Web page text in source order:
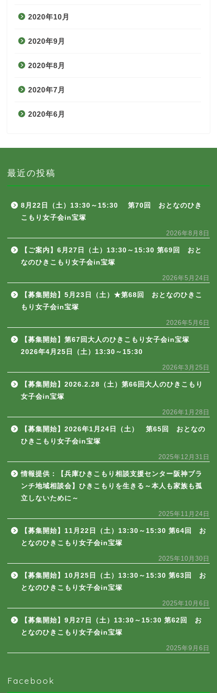
2020年10月
2020年9月
2020年8月
2020年7月
2020年6月
最近の投稿
8月22日（土）13:30～15:30 第70回 おとなのひき
こもり女子会in宝塚
2026年8月8日
【ご案内】6月27日（土）13:30～15:30 第69回 おと
なのひきこもり女子会in宝塚
2026年5月24日
【募集開始】5月23日（土）★第68回 おとなのひきこ
もり女子会in宝塚
2026年5月6日
【募集開始】第67回大人のひきこもり女子会in宝塚
2026年4月25日（土）13:30～15:30
2026年3月25日
【募集開始】2026.2.28（土）第66回大人のひきこもり
女子会in宝塚
2026年1月28日
【募集開始】2026年1月24日（土） 第65回 おとなの
ひきこもり女子会in宝塚
2025年12月31日
情報提供：【兵庫ひきこもり相談支援センター阪神ブラ
ンチ地域相談会】ひきこもりを生きる～本人も家族も孤
立しないために～
2025年11月24日
【募集開始】11月22日（土）13:30～15:30 第64回 お
となのひきこもり女子会in宝塚
2025年10月30日
【募集開始】10月25日（土）13:30～15:30 第63回 お
となのひきこもり女子会in宝塚
2025年10月6日
【募集開始】9月27日（土）13:30～15:30 第62回 お
となのひきこもり女子会in宝塚
2025年9月6日
Facebook